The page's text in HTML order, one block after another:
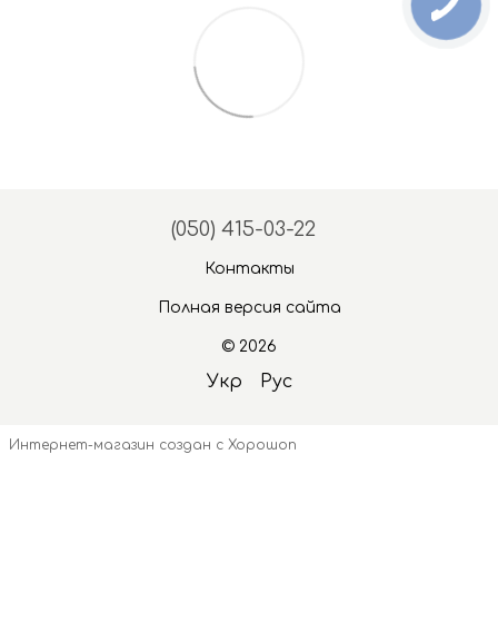
(050) 415-03-22
Контакты
Полная версия сайта
© 2026
Укр Рус
Интернет-магазин создан с Хорошоп